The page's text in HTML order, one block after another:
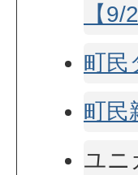
【
町民
町民
ユニ